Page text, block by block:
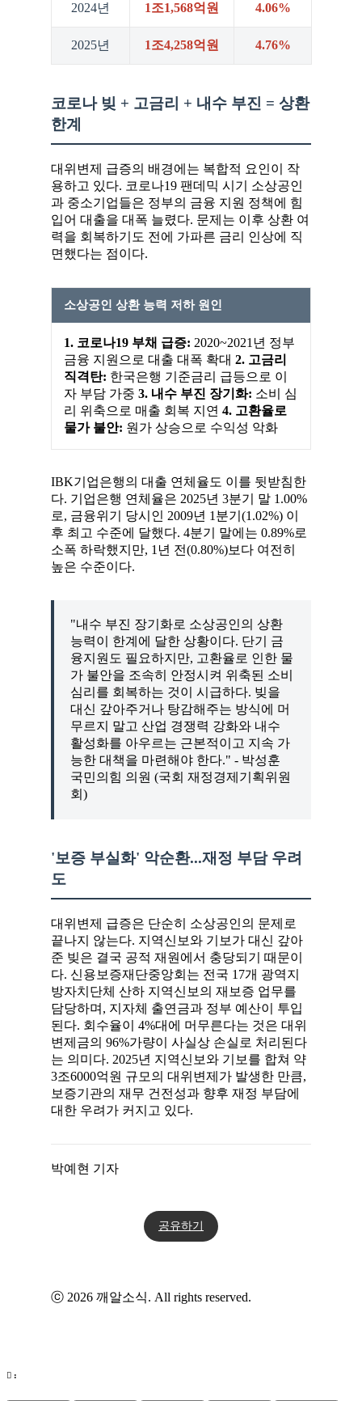
2024년 1조1,568억원 4.06%
2025년 1조4,258억원 4.76%
코로나 빚 + 고금리 + 내수 부진 = 상환
한계
대위변제 급증의 배경에는 복합적 요인이 작
용하고 있다. 코로나19 팬데믹 시기 소상공인
과 중소기업들은 정부의 금융 지원 정책에 힘
입어 대출을 대폭 늘렸다. 문제는 이후 상환 여
력을 회복하기도 전에 가파른 금리 인상에 직
면했다는 점이다.
소상공인 상환 능력 저하 원인
1. 코로나19 부채 급증: 2020~2021년 정부
금융 지원으로 대출 대폭 확대 2. 고금리
직격탄: 한국은행 기준금리 급등으로 이
자 부담 가중 3. 내수 부진 장기화: 소비 심
리 위축으로 매출 회복 지연 4. 고환율로
물가 불안: 원가 상승으로 수익성 악화
IBK기업은행의 대출 연체율도 이를 뒷받침한
다. 기업은행 연체율은 2025년 3분기 말 1.00%
로, 금융위기 당시인 2009년 1분기(1.02%) 이
후 최고 수준에 달했다. 4분기 말에는 0.89%로
소폭 하락했지만, 1년 전(0.80%)보다 여전히
높은 수준이다.
"내수 부진 장기화로 소상공인의 상환
능력이 한계에 달한 상황이다. 단기 금
융지원도 필요하지만, 고환율로 인한 물
가 불안을 조속히 안정시켜 위축된 소비
심리를 회복하는 것이 시급하다. 빚을
대신 갚아주거나 탕감해주는 방식에 머
무르지 말고 산업 경쟁력 강화와 내수
활성화를 아우르는 근본적이고 지속 가
능한 대책을 마련해야 한다." - 박성훈
국민의힘 의원 (국회 재정경제기획위원
회)
'보증 부실화' 악순환...재정 부담 우려
도
대위변제 급증은 단순히 소상공인의 문제로
끝나지 않는다. 지역신보와 기보가 대신 갚아
준 빚은 결국 공적 재원에서 충당되기 때문이
다. 신용보증재단중앙회는 전국 17개 광역지
방자치단체 산하 지역신보의 재보증 업무를
담당하며, 지자체 출연금과 정부 예산이 투입
된다. 회수율이 4%대에 머무른다는 것은 대위
변제금의 96%가량이 사실상 손실로 처리된다
는 의미다. 2025년 지역신보와 기보를 합쳐 약
3조6000억원 규모의 대위변제가 발생한 만큼,
보증기관의 재무 건전성과 향후 재정 부담에
대한 우려가 커지고 있다.
박예현 기자
공유하기
ⓒ 2026 깨알소식. All rights reserved.
: